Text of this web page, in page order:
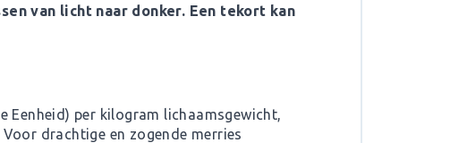
van licht naar donker. Een tekort kan
Eenheid) per kilogram lichaamsgewicht,
drachtige en zogende merries